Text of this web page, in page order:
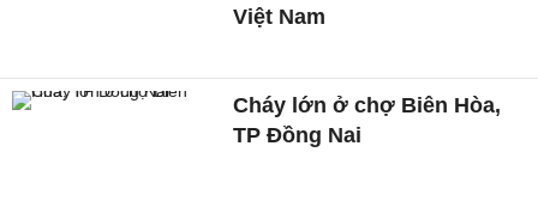
Việt Nam
Cháy lớn ở chợ Biên Hòa,
TP Đồng Nai